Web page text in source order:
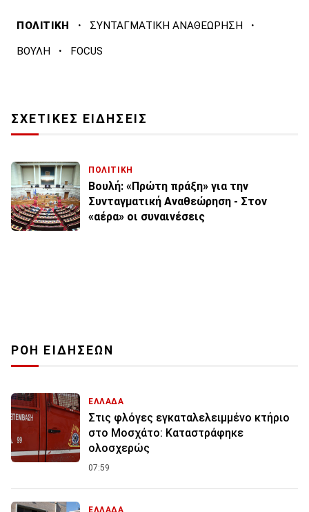
ΠΟΛΙΤΙΚΗ · ΣΥΝΤΑΓΜΑΤΙΚΗ ΑΝΑΘΕΩΡΗΣΗ ·
ΒΟΥΛΗ · FOCUS
ΣΧΕΤΙΚΕΣ ΕΙΔΗΣΕΙΣ
ΠΟΛΙΤΙΚΗ
Βουλή: «Πρώτη πράξη» για την
Συνταγματική Αναθεώρηση - Στον
«αέρα» οι συναινέσεις
ΡΟΗ ΕΙΔΗΣΕΩΝ
ΕΛΛΑΔΑ
Στις φλόγες εγκαταλελειμμένο κτήριο
στο Μοσχάτο: Καταστράφηκε
ολοσχερώς
07:59